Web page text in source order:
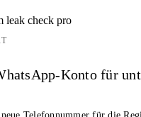
leak check pro
Konto für